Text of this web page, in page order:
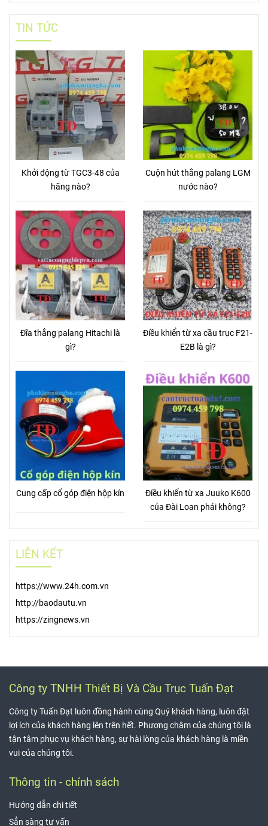
TIN TỨC
Khởi động từ TGC3-48 của
hãng nào?
Cuộn hút thắng palang LGM
nước nào?
Đĩa thắng palang Hitachi là
gì?
Điều khiển từ xa cầu trục F21-
E2B là gì?
Cung cấp cổ góp điện hộp kín
Điều khiển từ xa Juuko K600
của Đài Loan phải không?
LIÊN KẾT
https://www.24h.com.vn
http://baodautu.vn
https://zingnews.vn
Công ty TNHH Thiết Bị Và Cầu Trục Tuấn Đạt
Công ty Tuấn Đạt luôn đồng hành cùng Quý khách hàng, luôn đặt
lợi ích của khách hàng lên trên hết. Phương châm của chúng tôi là
tận tâm phục vụ khách hàng, sự hài lòng của khách hàng là miền
vui của chúng tôi.
Thông tin - chính sách
Hướng dẫn chi tiết
Sẳn sàng tư vấn